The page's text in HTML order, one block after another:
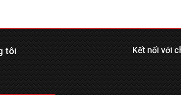
tôi Kết nối với